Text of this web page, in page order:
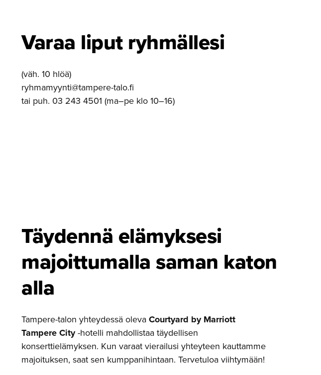
Varaa liput ryhmällesi
(väh. 10 hlöä)
ryhmamyynti@tampere-talo.fi
tai puh. 03 243 4501 (ma–pe klo 10–16)
Täydennä elämyksesi
majoittu­malla saman katon
alla
Tampere-talon yhteydessä olevaCourtyard by Marriott
Tampere City-hotelli mahdollistaa täydellisen
konserttielämyksen. Kun varaat vierailusi yhteyteen kauttamme
majoituksen, saat sen kumppanihintaan. Tervetuloa viihtymään!